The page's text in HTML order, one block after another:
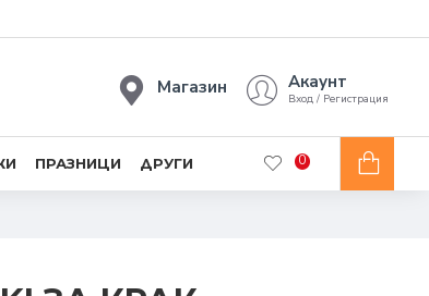
Магазин Акаунт
Вход / Регистрация
ПРАЗНИЦИ ДРУГИ 0